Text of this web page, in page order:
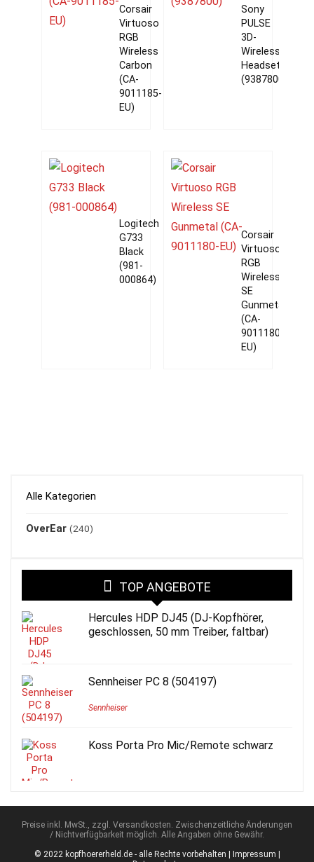
Corsair
Virtuoso
RGB
Wireless
Carbon
(CA-
9011185-
EU)
Sony
PULSE
3D-
Wireless-
Headset
(9387800)
Logitech
G733
Black
(981-
000864)
Corsair
Virtuoso
RGB
Wireless
SE
Gunmetal
(CA-
9011180-
EU)
Alle Kategorien
OverEar (240)
TOP ANGEBOTE
Hercules HDP DJ45 (DJ-Kopfhörer,
geschlossen, 50 mm Treiber, faltbar)
Sennheiser PC 8 (504197)
Sennheiser
Koss Porta Pro Mic/Remote schwarz
Preise inkl. MwSt., zzgl. Versandkosten. Zwischenzeitliche Änderungen
/ Nichtverfügbarkeit möglich. Alle Angaben ohne Gewähr.
© 2022 kopfhoererheld.de - alle Rechte vorbehalten |
Impressum